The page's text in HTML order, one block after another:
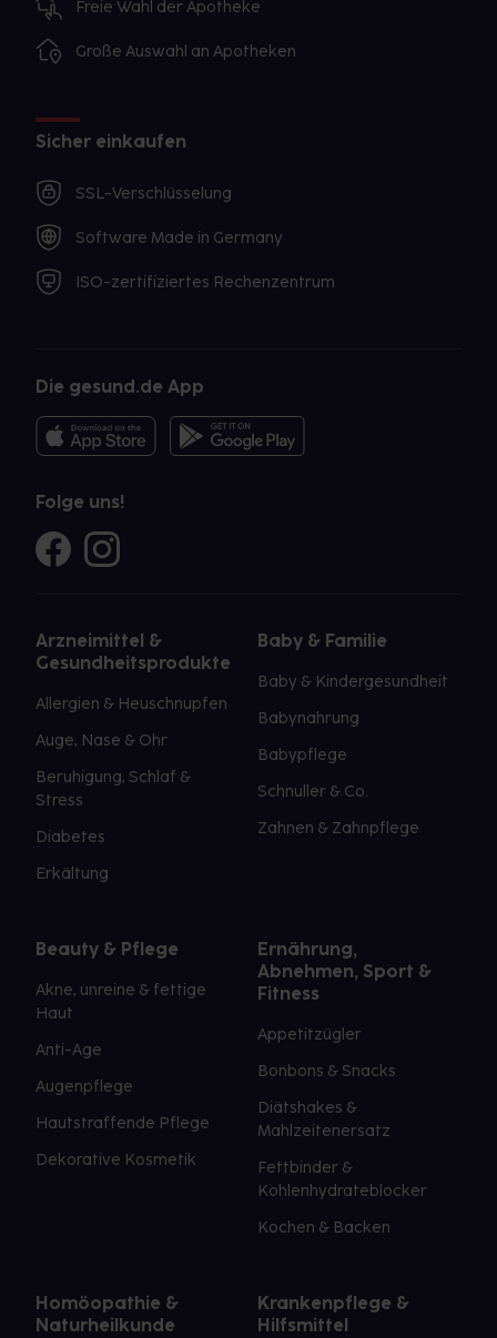
Freie Wahl der Apotheke
Große Auswahl an Apotheken
Sicher einkaufen
SSL-Verschlüsselung
Software Made in Germany
ISO-zertifiziertes Rechenzentrum
Die gesund.de App
Folge uns!
Arzneimittel &
Gesundheitsprodukte
Allergien & Heuschnupfen
Auge, Nase & Ohr
Beruhigung, Schlaf &
Stress
Diabetes
Erkältung
Baby & Familie
Baby & Kindergesundheit
Babynahrung
Babypflege
Schnuller & Co.
Zahnen & Zahnpflege
Beauty & Pflege
Akne, unreine & fettige
Haut
Anti-Age
Augenpflege
Hautstraffende Pflege
Dekorative Kosmetik
Ernährung,
Abnehmen, Sport &
Fitness
Appetitzügler
Bonbons & Snacks
Diätshakes &
Mahlzeitenersatz
Fettbinder &
Kohlenhydrateblocker
Kochen & Backen
Homöopathie &
Naturheilkunde
Krankenpflege &
Hilfsmittel